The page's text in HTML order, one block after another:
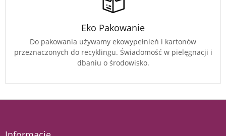
Eko Pakowanie
Do pakowania używamy ekowypełnień i kartonów
przeznaczonych do recyklingu. Świadomość w pielęgnacji i
dbaniu o środowisko.